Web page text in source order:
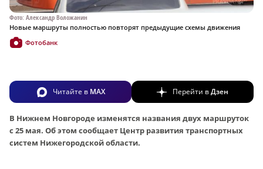
Фото: Александр Воложанин
Новые маршруты полностью повторят предыдущие схемы движения
Фотобанк
Читайте в MAX Перейти вДзен
В Нижнем Новгороде изменятся названия двух маршруток
с 25 мая. Об этом сообщает Центр развития транспортных
систем Нижегородской области.